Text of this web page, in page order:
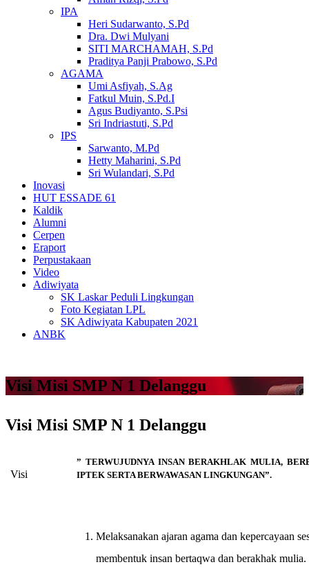
IPA
Heri Sudarwanto, S.Pd
Dra. Dwi Mulyani
SITI MARCHAMAH, S.Pd
Praditya Panji Prabowo, S.Pd
AGAMA
Umi Asfiyah, S.Ag
Fatkul Muin, S.Pd.I
Agus Budiyanto, S.Psi
Sri Indriastuti, S.Pd
IPS
Sarwanto, M.Pd
Hetty Maharini, S.Pd
Sri Wulandari, S.Pd
Inovasi
HUT ESSADE 61
Kaldik
Alumni
Cerpen
Eraport
Perpustakaan
Video
Adiwiyata
SK Laskar Peduli Lingkungan
Foto Kegiatan LPL
SK Adiwiyata Kabupaten 2021
ANBK
Visi Misi SMP N 1 Delanggu
Visi Misi SMP N 1 Delanggu
Visi
” TERWUJUDNYA INSAN BERAKHLAK MULIA,
IPTEK SERTA BERWAWASAN LINGKUNGAN”.
Melaksanakan ajaran agama dan kepercayaan
membentuk insan bertaqwa dan berakhak mulia.